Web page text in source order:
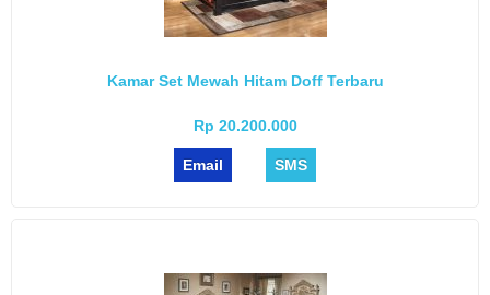
Kamar Set Mewah Hitam Doff Terbaru
Rp 20.200.000
Email SMS